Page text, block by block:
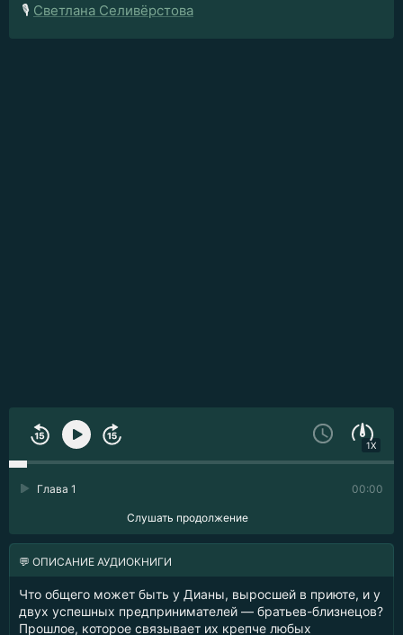
🎙️ Светлана Селивёрстова
1X
00:00
Глава 1
Слушать продолжение
💬 ОПИСАНИЕ АУДИОКНИГИ
Что общего может быть у Дианы, выросшей в приюте, и у
двух успешных предпринимателей — братьев-близнецов?
Прошлое, которое связывает их крепче любых